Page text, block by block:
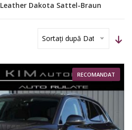
Leather Dakota Sattel-Braun
Sortați după Dată
RECOMANDAT